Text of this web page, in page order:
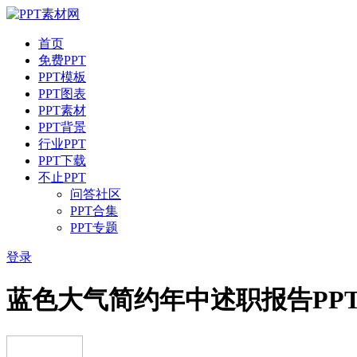
首页
免费PPT
PPT模板
PPT图表
PPT素材
PPT背景
行业PPT
PPT下载
不止PPT
问答社区
PPT合集
PPT专题
登录
蓝色大气简约年中述职报告